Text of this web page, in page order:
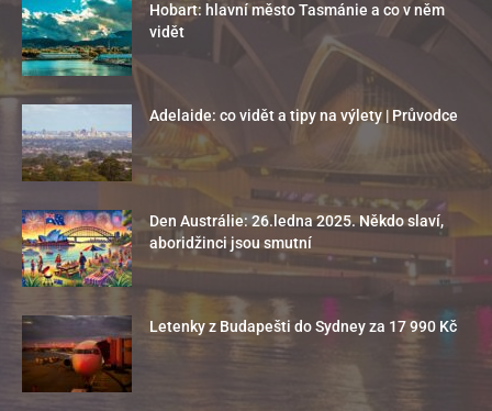
Hobart: hlavní město Tasmánie a co v něm
vidět
Adelaide: co vidět a tipy na výlety | Průvodce
Den Austrálie: 26.ledna 2025. Někdo slaví,
aboridžinci jsou smutní
Letenky z Budapešti do Sydney za 17 990 Kč